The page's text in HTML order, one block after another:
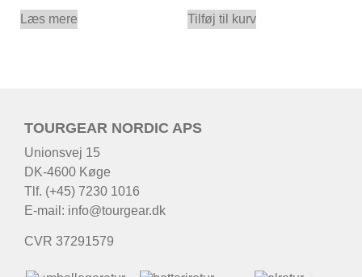
Læs mere Tilføj til kurv
TOURGEAR NORDIC APS
Unionsvej 15
DK-4600 Køge
Tlf. (+45) 7230 1016
E-mail: info@tourgear.dk
CVR 37291579